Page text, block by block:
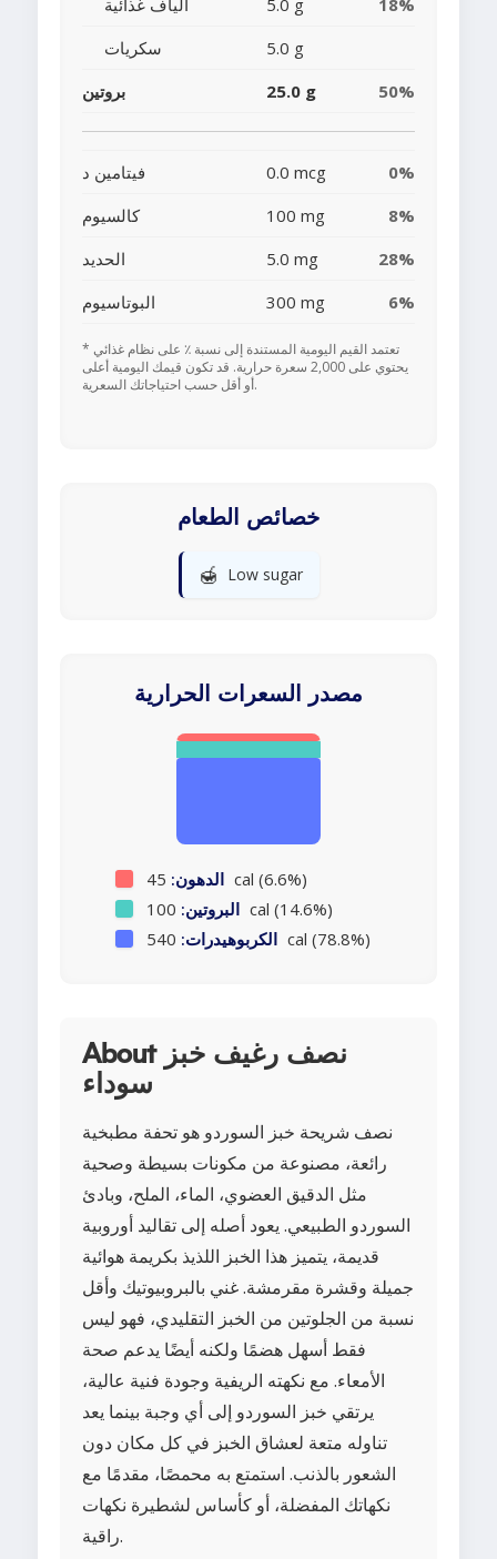
ألياف غذائية 5.0 g
18%
سكريات
5.0 g
بروتين
25.0 g 50%
فيتامين د 0.0 mcg
0%
كالسيوم
100 mg
8%
الحديد
5.0 mg
28%
البوتاسيوم
300 mg 6%
* تعتمد القيم اليومية المستندة إلى نسبة ٪ على نظام غذائي
يحتوي على 2,000 سعرة حرارية. قد تكون قيمك اليومية أعلى
أو أقل حسب احتياجاتك السعرية.
خصائص الطعام
🍯 Low sugar
مصدر السعرات الحرارية
الدهون: 45 cal (6.6%)
البروتين: 100 cal (14.6%)
الكربوهيدرات: 540 cal (78.8%)
About نصف رغيف خبز
سوداء
نصف شريحة خبز السوردو هو تحفة مطبخية
رائعة، مصنوعة من مكونات بسيطة وصحية
مثل الدقيق العضوي، الماء، الملح، وبادئ
السوردو الطبيعي. يعود أصله إلى تقاليد أوروبية
قديمة، يتميز هذا الخبز اللذيذ بكريمة هوائية
جميلة وقشرة مقرمشة. غني بالبروبيوتيك وأقل
نسبة من الجلوتين من الخبز التقليدي، فهو ليس
فقط أسهل هضمًا ولكنه أيضًا يدعم صحة
الأمعاء. مع نكهته الريفية وجودة فنية عالية،
يرتقي خبز السوردو إلى أي وجبة بينما يعد
تناوله متعة لعشاق الخبز في كل مكان دون
الشعور بالذنب. استمتع به محمصًا، مقدمًا مع
نكهاتك المفضلة، أو كأساس لشطيرة نكهات
راقية.